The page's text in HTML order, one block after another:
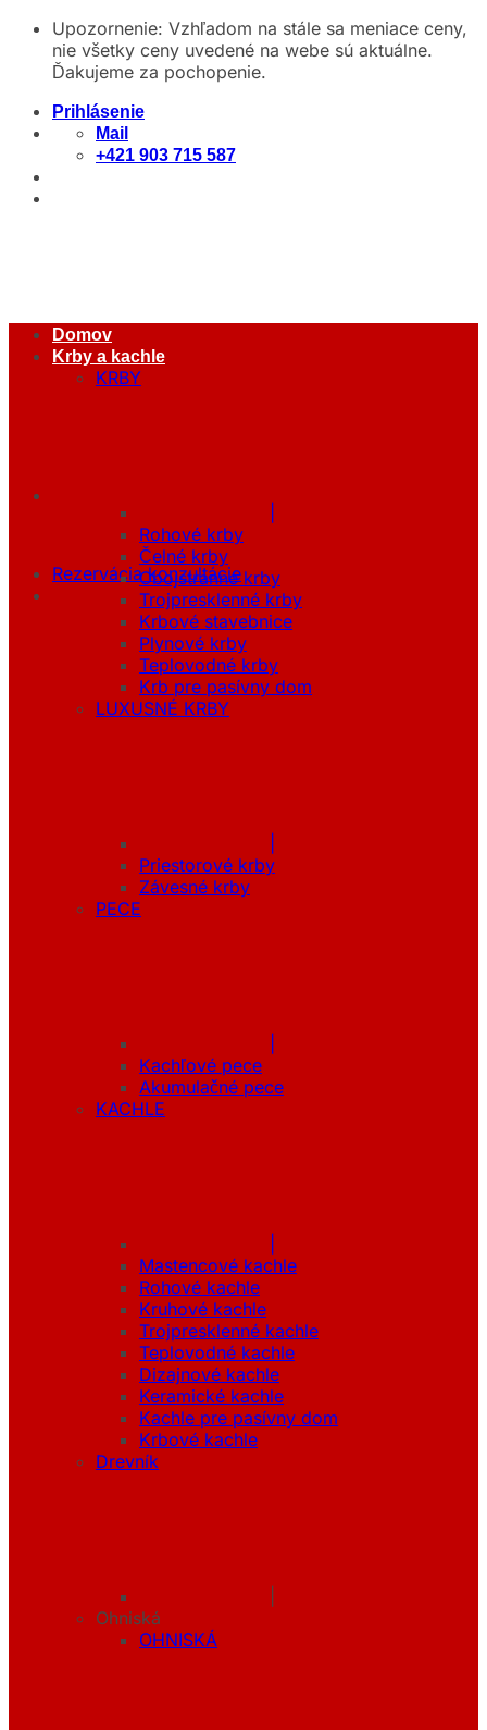
Skip
content
Upozornenie: Vzhľadom na stále sa meniace ceny,
nie všetky ceny uvedené na webe sú aktuálne.
Ďakujeme za pochopenie.
Prihlásenie
Mail
+421 903 715 587
Rezervácia konzultácie
Domov
Krby a kachle
KRBY
Rohové krby
Čelné krby
Obojstranné krby
Trojpresklenné krby
Krbové stavebnice
Plynové krby
Teplovodné krby
Krb pre pasívny dom
LUXUSNÉ KRBY
Priestorové krby
Závesné krby
PECE
Kachľové pece
Akumulačné pece
KACHLE
Mastencové kachle
Rohové kachle
Kruhové kachle
Trojpresklenné kachle
Teplovodné kachle
Dizajnové kachle
Keramické kachle
Kachle pre pasívny dom
Krbové kachle
Drevník
Ohniská
OHNISKÁ